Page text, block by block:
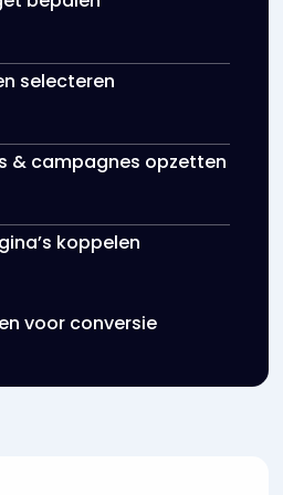
selecteren
& campagnes opzetten
koppelen
voor conversie